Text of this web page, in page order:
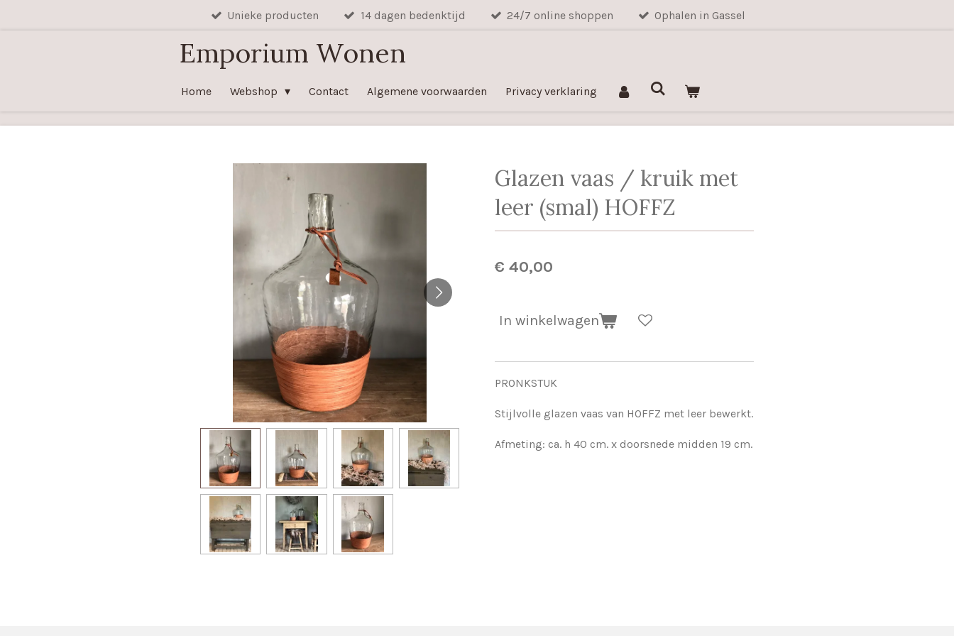
Unieke producten 14 dagen bedenktijd 24/7 online shoppen Ophalen in Gassel
Emporium Wonen
Home Webshop Contact Algemene voorwaarden Privacy verklaring
Glazen vaas / kruik met
leer (smal) HOFFZ
€ 40,00
In winkelwagen
PRONKSTUK
Stijlvolle glazen vaas van HOFFZ met leer bewerkt.
Afmeting: ca. h 40 cm. x doorsnede midden 19 cm.